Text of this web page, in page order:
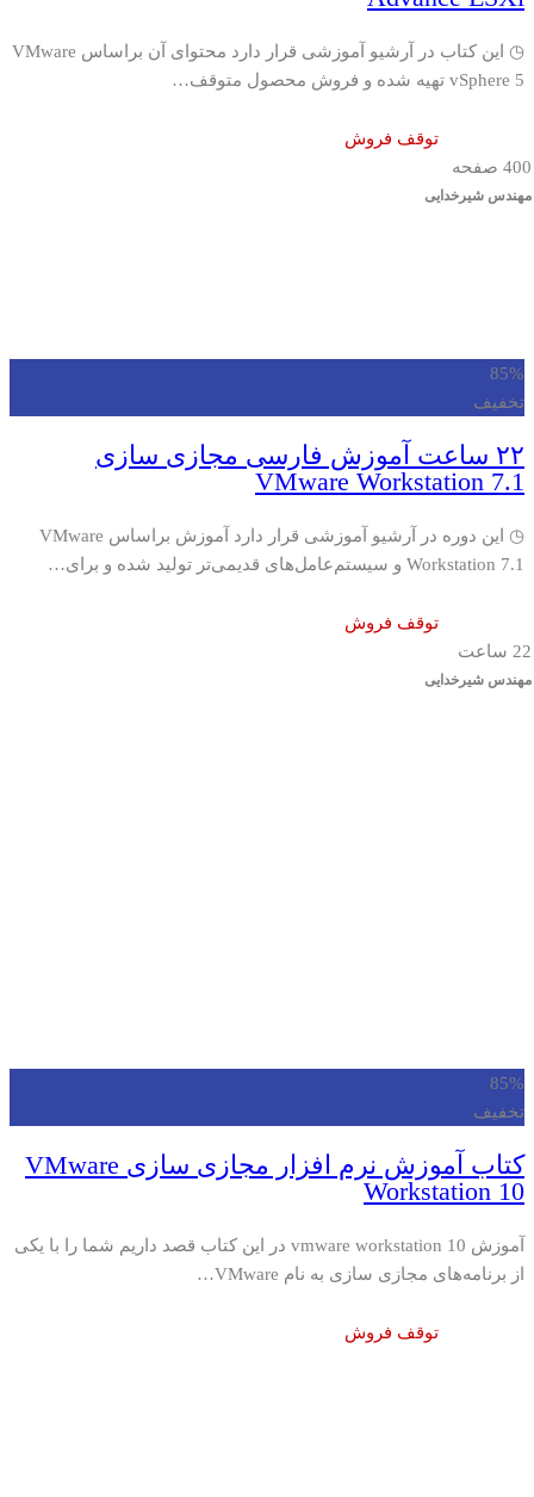
◷ این کتاب در آرشیو آموزشی قرار دارد محتوای آن براساس VMware
vSphere 5 تهیه شده و فروش محصول متوقف…
توقف فروش
400 صفحه
مهندس شیرخدایی
85%
تخفیف
۲۲ ساعت آموزش فارسی مجازی سازی
VMware Workstation 7.1
◷ این دوره در آرشیو آموزشی قرار دارد آموزش براساس VMware
Workstation 7.1 و سیستم‌عامل‌های قدیمی‌تر تولید شده و برای…
توقف فروش
22 ساعت
مهندس شیرخدایی
85%
تخفیف
کتاب آموزش نرم افزار مجازی سازی VMware
Workstation 10
آموزش vmware workstation 10 در این کتاب قصد داریم شما را با یکی
از برنامه‌های مجازی سازی به نام VMware…
توقف فروش